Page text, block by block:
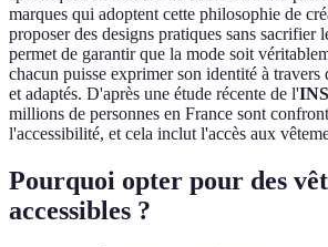
marques qui adoptent cette philosophie de
proposer des designs pratiques sans sacrifier
permet de garantir que la mode soit
chacun puisse exprimer son identité à travers
et adaptés. D'après une étude récente de l'
millions de personnes en France sont
l'accessibilité, et cela inclut l'accès aux
Pourquoi opter pour des
accessibles ?